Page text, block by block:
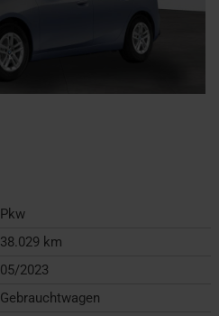
Pkw
38.029 km
05/2023
Gebrauchtwagen